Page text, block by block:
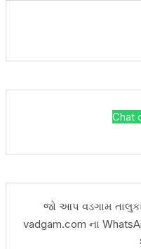
Chat
જો આપ વડગામ
vadgam.com ના